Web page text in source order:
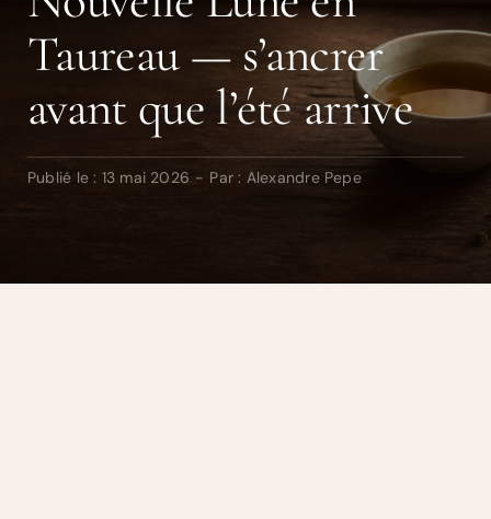
Carnet Ayurvédique
Quiz Dosha
Taureau — s’ancrer
avant que l’été arrive
Publié le : 13 mai 2026 - Par : Alexandre Pepe